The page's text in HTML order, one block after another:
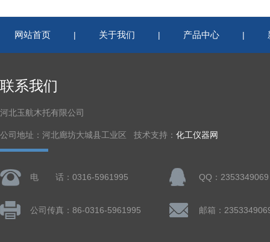
网站首页 | 关于我们 | 产品中心 |
联系我们
河北玉航木托有限公司
公司地址：河北廊坊大城县工业区 技术支持： 化工仪器网
电 话：0316-5961995 QQ：2353349069
公司传真：86-0316-5961995 邮箱：